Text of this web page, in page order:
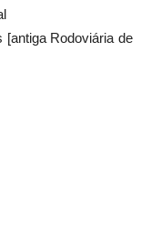
Rodoviária de